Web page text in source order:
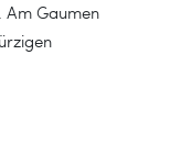
Am Gaumen